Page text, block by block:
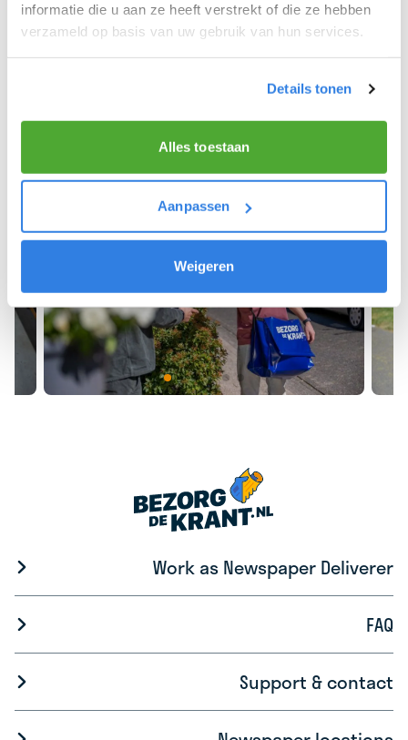
informatie die u aan ze heeft verstrekt of die ze hebben
verzameld op basis van uw gebruik van hun services.
Details tonen
Alles toestaan
Aanpassen
Weigeren
Work as Newspaper Deliverer
FAQ
Support & contact